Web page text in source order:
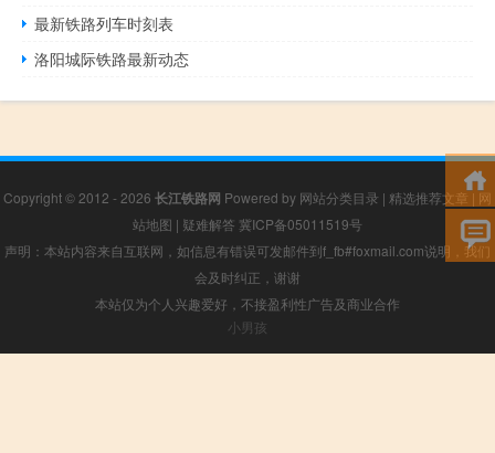
最新铁路列车时刻表
洛阳城际铁路最新动态
Copyright © 2012 - 2026 长江铁路网 Powered by 网站分类目录 | 精选推荐文章| 网
站地图 | 疑难解答 冀ICP备05011519号
声明：本站内容来自互联网，如信息有错误可发邮件到f_fb#foxmail.com说明，我们
会及时纠正，谢谢
本站仅为个人兴趣爱好，不接盈利性广告及商业合作
小男孩